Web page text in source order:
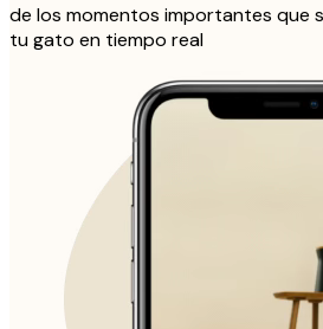
de los momentos importantes que
tu gato en tiempo real